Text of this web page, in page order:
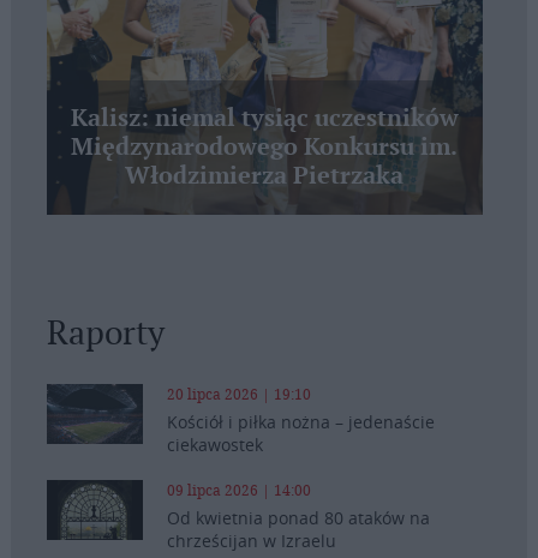
Kalisz: niemal tysiąc uczestników
Międzynarodowego Konkursu im.
Włodzimierza Pietrzaka
Raporty
20 lipca 2026 | 19:10
Kościół i piłka nożna – jedenaście
ciekawostek
09 lipca 2026 | 14:00
Od kwietnia ponad 80 ataków na
chrześcijan w Izraelu